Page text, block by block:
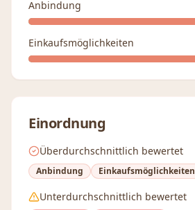
Anbindung
Einkaufsmöglichkeiten
Einordnung
Überdurchschnittlich bewertet
Anbindung Einkaufsmöglichkeiten
Unterdurchschnittlich bewertet